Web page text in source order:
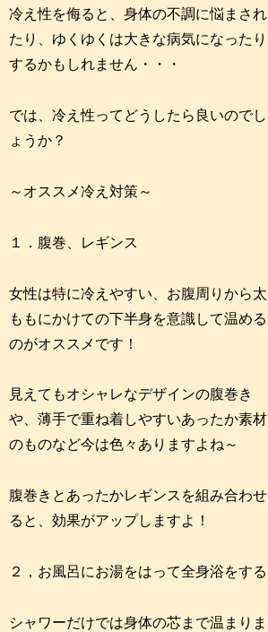
冷え性を侮ると、身体の不調に悩まされ
たり、ゆくゆくは大きな病気になったり
するかもしれません・・・
では、冷え性ってどうしたら良いのでし
ょうか？
～オススメ冷え対策～
１．腹巻、レギンス
女性は特に冷えやすい、お腹周りから太
ももにかけての下半身を意識して温める
のがオススメです！
見えてもオシャレなデザインの腹巻き
や、薄手で重ね着しやすいあったか素材
のものなど今は色々ありますよね～
腹巻きとあったかレギンスを組み合わせ
ると、効果がアップしますよ！
２，お風呂にお湯をはって全身浴をする
シャワーだけでは身体の芯まで温まりま